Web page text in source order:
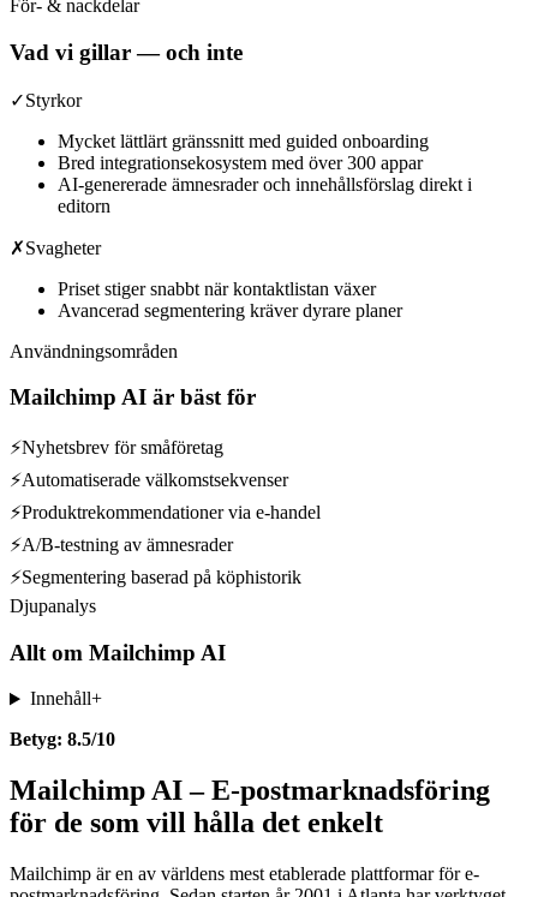
För- & nackdelar
Vad vi gillar — och inte
✓Styrkor
Mycket lättlärt gränssnitt med guided onboarding
Bred integrationsekosystem med över 300 appar
AI-genererade ämnesrader och innehållsförslag direkt i
editorn
✗Svagheter
Priset stiger snabbt när kontaktlistan växer
Avancerad segmentering kräver dyrare planer
Användningsområden
Mailchimp AI är bäst för
⚡Nyhetsbrev för småföretag
⚡Automatiserade välkomstsekvenser
⚡Produktrekommendationer via e-handel
⚡A/B-testning av ämnesrader
⚡Segmentering baserad på köphistorik
Djupanalys
Allt om Mailchimp AI
Innehåll+
Betyg: 8.5/10
Mailchimp AI – E-postmarknadsföring
för de som vill hålla det enkelt
Mailchimp är en av världens mest etablerade plattformar för e-